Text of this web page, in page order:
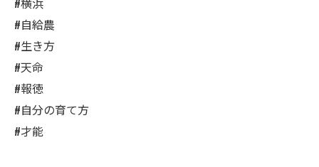
#自給農
#生き方
#天命
#報徳
#自分の育て方
#才能